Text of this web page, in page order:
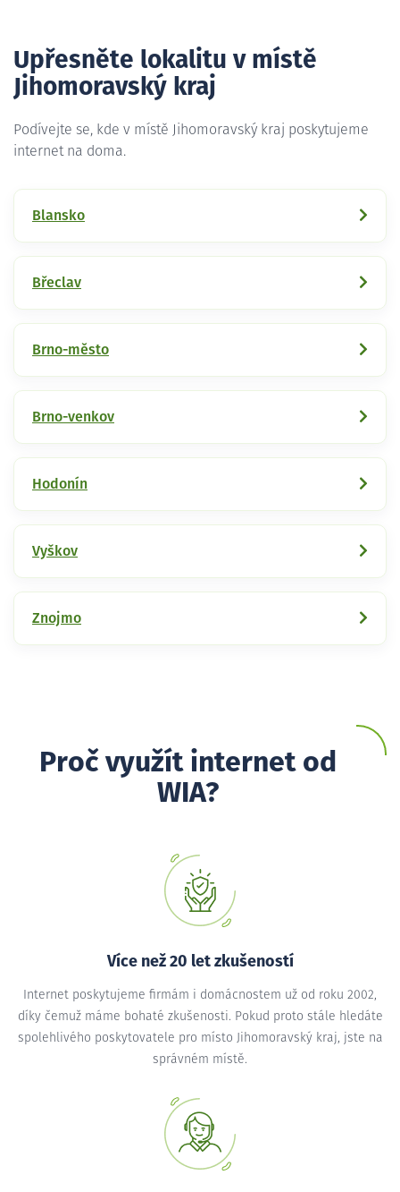
Upřesněte lokalitu v místě
Jihomoravský kraj
Podívejte se, kde v místě Jihomoravský kraj poskytujeme
internet na doma.
Blansko
Břeclav
Brno-město
Brno-venkov
Hodonín
Vyškov
Znojmo
Proč využít internet od
WIA?
Více než 20 let zkušeností
Internet poskytujeme firmám i domácnostem už od roku 2002,
díky čemuž máme bohaté zkušenosti. Pokud proto stále hledáte
spolehlivého poskytovatele pro místo Jihomoravský kraj, jste na
správném místě.